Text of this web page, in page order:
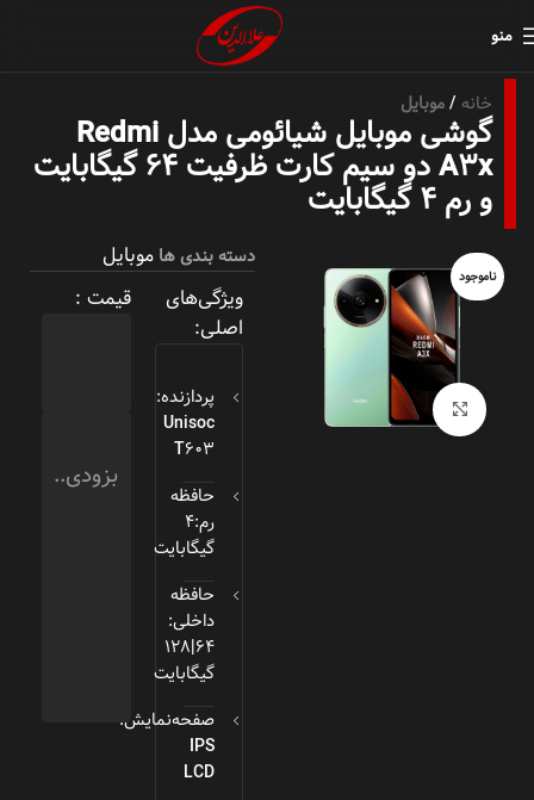
منو
خانه موبایل
گوشی موبایل شیائومی مدل Redmi
A3x دو سیم کارت ظرفیت ۶۴ گیگابایت
و رم ۴ گیگابایت
ناموجود
بزرگنمایی تصویر
دسته بندی ها موبایل
ویژگی‌های
اصلی:
پردازنده:
Unisoc
T603
حافظه
رم:4
گیگابایت
حافظه
داخلی:
64|128
گیگابایت
صفحه‌نمایش:
IPS
LCD
قیمت :
بزودی..